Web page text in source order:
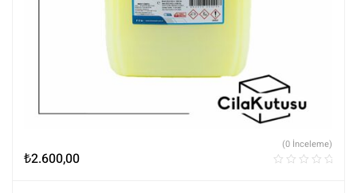
₺2.600,00
(0 İnceleme)